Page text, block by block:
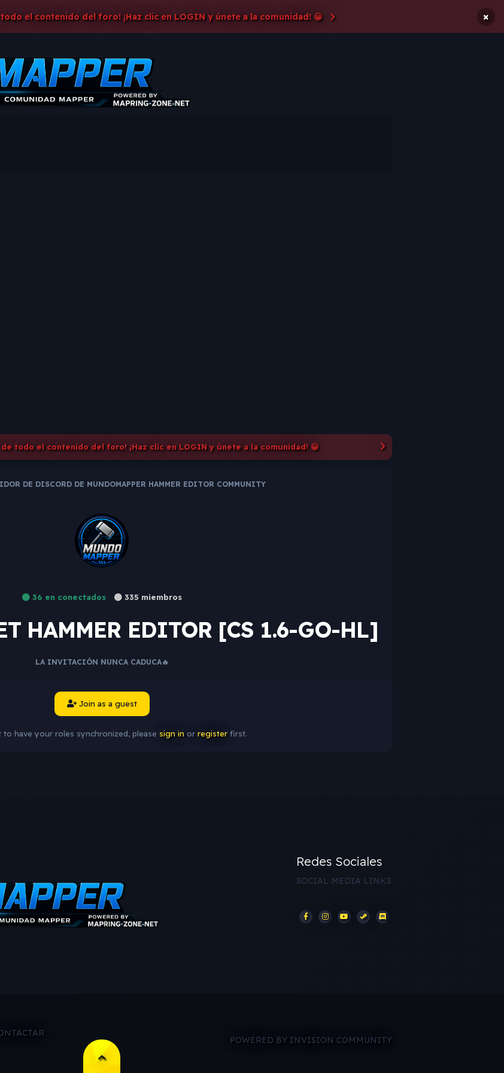
el contenido del foro! ¡Haz clic en LOGIN y únete a la comunidad! 😀 ×
todo el contenido del foro! ¡Haz clic en LOGIN y únete a la comunidad! 😀
DE DISCORD DE MUNDOMAPPER HAMMER EDITOR COMMUNITY
36 en conectados 335 miembros
HAMMER EDITOR [CS 1.6-GO-HL]
LA INVITACIÓN NUNCA CADUCA🔥
Join as a guest
have your roles synchronized, please sign in or registerfirst.
Redes Sociales
SOCIAL MEDIA LINKS
POWERED BY INVISION COMMUNITY